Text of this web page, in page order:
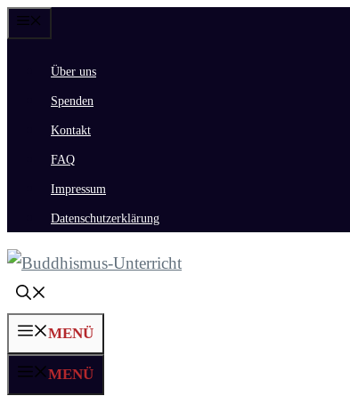
Zum
springenÜber uns
Spenden
Kontakt
FAQ
Impressum
Datenschutzerklärung
MENÜ
MENÜ